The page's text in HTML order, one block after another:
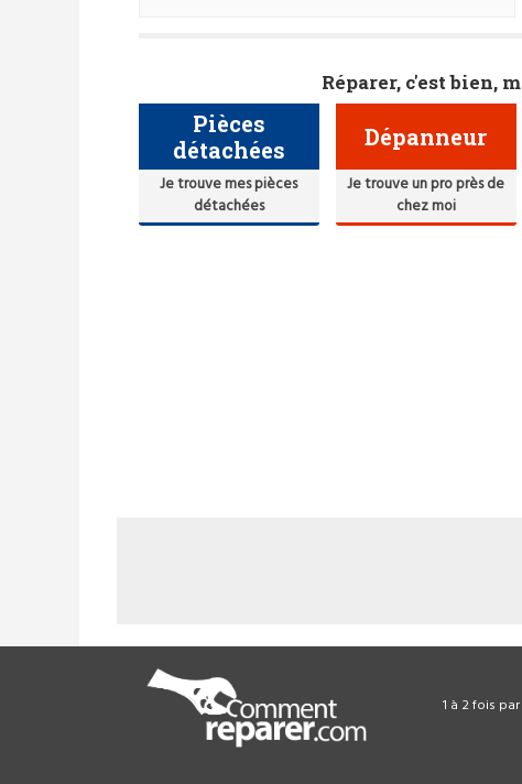
Réparer, c'est bien,
Pièces
détachées
Je trouve mes pièces
détachées
Dépanneur
Je trouve un pro près de
chez moi
1 à 2 fois